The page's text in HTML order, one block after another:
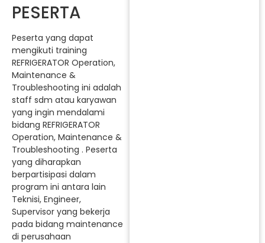
PESERTA
Peserta yang dapat
mengikuti training
REFRIGERATOR Operation,
Maintenance &
Troubleshooting ini adalah
staff sdm atau karyawan
yang ingin mendalami
bidang REFRIGERATOR
Operation, Maintenance &
Troubleshooting . Peserta
yang diharapkan
berpartisipasi dalam
program ini antara lain
Teknisi, Engineer,
Supervisor yang bekerja
pada bidang maintenance
di perusahaan